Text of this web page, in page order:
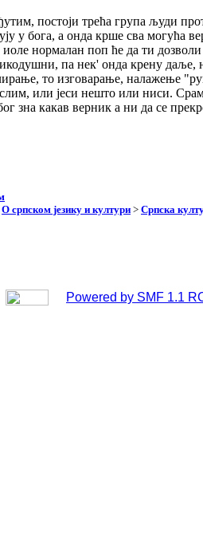
постоји трећа група људи
у бога, а онда крше сва могућа
иоле нормалан поп ће да ти
па нек' онда крену даље,
то изговарање, налажење
или јеси нешто или ниси.
зна какав верник а ни да се
О српском језику и култури > Српска
Powered by SMF 1.1